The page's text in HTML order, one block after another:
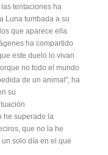
tentaciones ha
Luna tumbada a su
que aparece ella
ha compartido
este duelo lo vivan
no todo el mundo
de un animal", ha
su
he superado la
que no la he
solo día en el que